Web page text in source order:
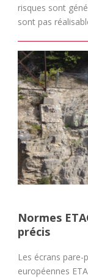
risques sont
sont pas
Normes
précis
Les écrans
européennes